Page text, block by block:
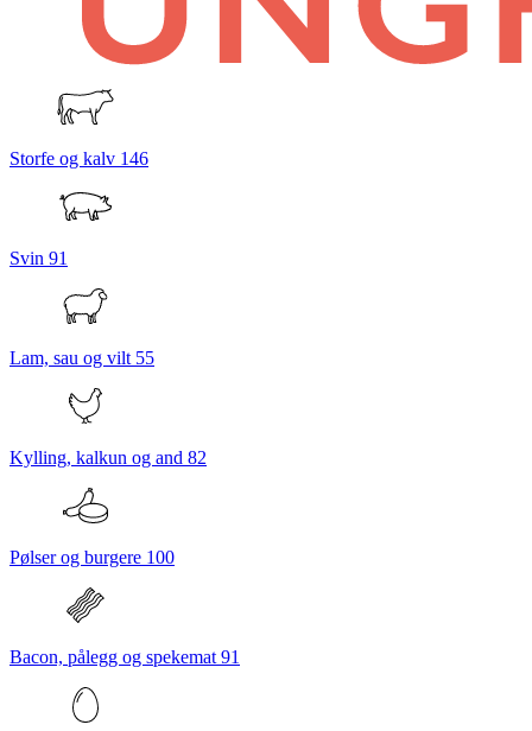
Storfe og kalv 146
Svin 91
Lam, sau og vilt 55
Kylling, kalkun og and 82
Pølser og burgere 100
Bacon, pålegg og spekemat 91